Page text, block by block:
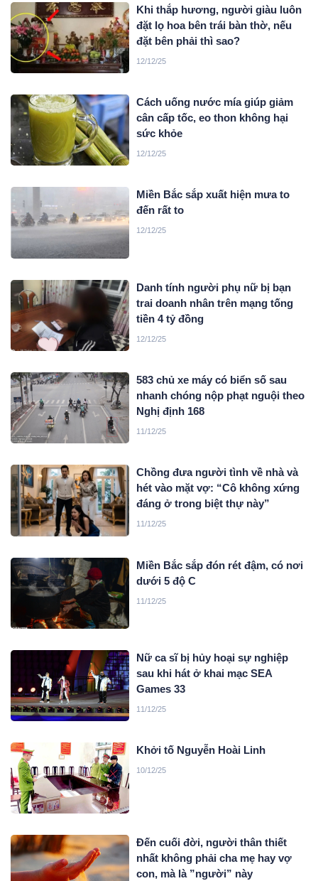
Khi thắp hương, người giàu luôn
đặt lọ hoa bên trái bàn thờ, nếu
đặt bên phải thì sao?
12/12/25
Cách uống nước mía giúp giảm
cân cấp tốc, eo thon không hại
sức khỏe
12/12/25
Miền Bắc sắp xuất hiện mưa to
đến rất to
12/12/25
Danh tính người phụ nữ bị bạn
trai doanh nhân trên mạng tống
tiền 4 tỷ đồng
12/12/25
583 chủ xe máy có biển số sau
nhanh chóng nộp phạt nguội theo
Nghị định 168
11/12/25
Chồng đưa người tình về nhà và
hét vào mặt vợ: “Cô không xứng
đáng ở trong biệt thự này”
11/12/25
Miền Bắc sắp đón rét đậm, có nơi
dưới 5 độ C
11/12/25
Nữ ca sĩ bị hủy hoại sự nghiệp
sau khi hát ở khai mạc SEA
Games 33
11/12/25
Khởi tố Nguyễn Hoài Linh
10/12/25
Đến cuối đời, người thân thiết
nhất không phải cha mẹ hay vợ
con, mà là ”người” này